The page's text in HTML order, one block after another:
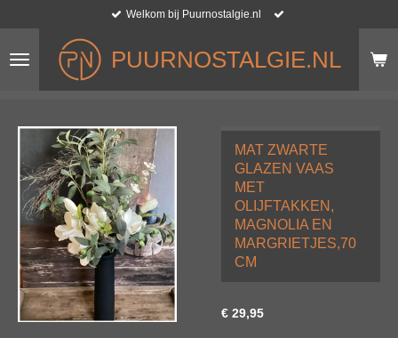
naar
hoofdinhoud
PUURNOSTALGIE.NL
Welkom bij Puurnostalgie.nl
MAT ZWARTE
GLAZEN VAAS
MET
OLIJFTAKKEN,
MAGNOLIA EN
MARGRIETJES,70
CM
€ 29,95